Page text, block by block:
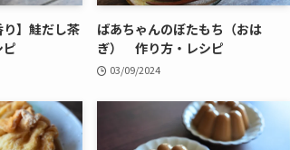
り】鮭だし茶
ばあちゃんのぼたもち（おは
ぎ） 作り方・レシピ
03/09/2024